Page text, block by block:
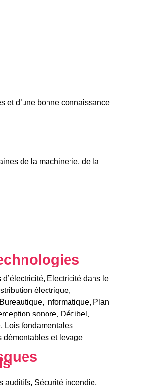
et d’une bonne connaissance
de la machinerie, de la
Electricité dans le
électrique,
Informatique, Plan
sonore, Décibel,
Lois fondamentales
démontables et levage
auditifs, Sécurité incendie,